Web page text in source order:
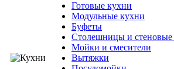
Готовые кухни
Модульные кухни
Буфеты
Столешницы и стеновые
Мойки и смесители
Вытяжки